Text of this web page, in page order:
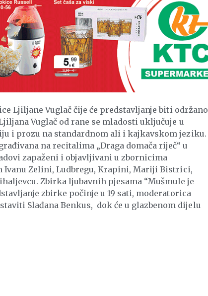
Ljiljane Vuglač čije će predstavljanje biti održano
Vuglač od rane se mladosti uključuje u
i prozu na standardnom ali i kajkavskom jeziku.
na recitalima „Draga domača riječ“ u
zapaženi i objavljivani u zbornicima
Ivanu Zelini, Ludbregu, Krapini, Mariji Bistrici,
Zbirka ljubavnih pjesama “Mušmule je
zbirke počinje u 19 sati, moderatorica
Slađana Benkus, dok će u glazbenom dijelu